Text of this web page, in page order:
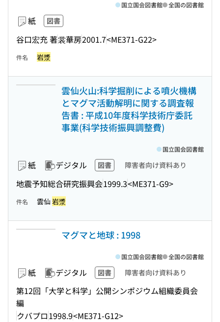
紙 図書
谷口宏充 著裳華房2001.7<ME371-G22>
国立国会図書館 全国の図書館
件名 岩漿
雲仙火山:科学掘削による噴火機構
とマグマ活動解明に関する調査報
告書 : 平成10年度科学技術庁委託
事業(科学技術振興調整費)
紙 デジタル 図書 障害者向け資料あり
地震予知総合研究振興会1999.3<ME371-G9>
国立国会図書館
件名 雲仙 岩漿
マグマと地球 : 1998
紙 デジタル 図書 障害者向け資料あり
第12回「大学と科学」公開シンポジウム組織委員会
編
クバプロ1998.9<ME371-G12>
国立国会図書館 全国の図書館